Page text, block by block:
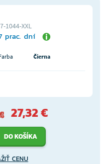
1044-XXL
prac. dní
Čierna
27,32 €
DO KOŠÍKA
CENU